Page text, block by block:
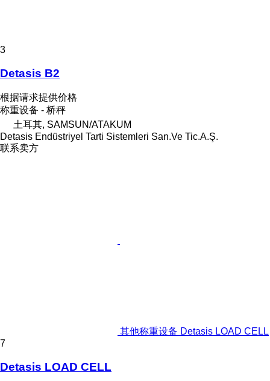
3
Detasis B2
根据请求提供价格
称重设备 - 桥秤
土耳其, SAMSUN/ATAKUM
Detasis Endüstriyel Tarti Sistemleri San.Ve Tic.A.Ş.
联系卖方
其他称重设备 Detasis LOAD CELL
7
Detasis LOAD CELL